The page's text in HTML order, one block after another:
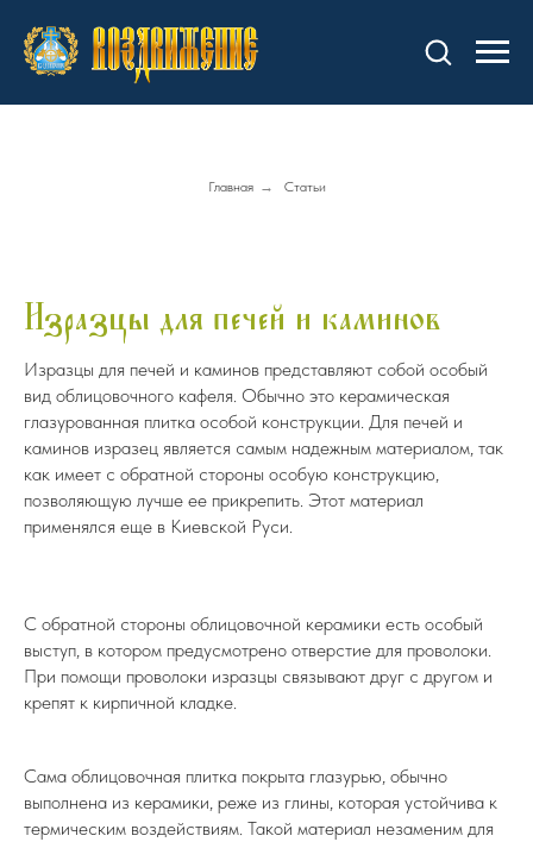
Главная → Статьи
Изразцы для печей и каминов
Изразцы для печей и каминов представляют собой особый
вид облицовочного кафеля. Обычно это керамическая
глазурованная плитка особой конструкции. Для печей и
каминов изразец является самым надежным материалом, так
как имеет с обратной стороны особую конструкцию,
позволяющую лучше ее прикрепить. Этот материал
применялся еще в Киевской Руси.
С обратной стороны облицовочной керамики есть особый
выступ, в котором предусмотрено отверстие для проволоки.
При помощи проволоки изразцы связывают друг с другом и
крепят к кирпичной кладке.
Сама облицовочная плитка покрыта глазурью, обычно
выполнена из керамики, реже из глины, которая устойчива к
термическим воздействиям. Такой материал незаменим для